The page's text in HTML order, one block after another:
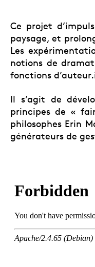
Ce projet
paysage, et
Les
notions de
fonctions
Il s’agit de
principes de «
philosophes Erin
générateurs de